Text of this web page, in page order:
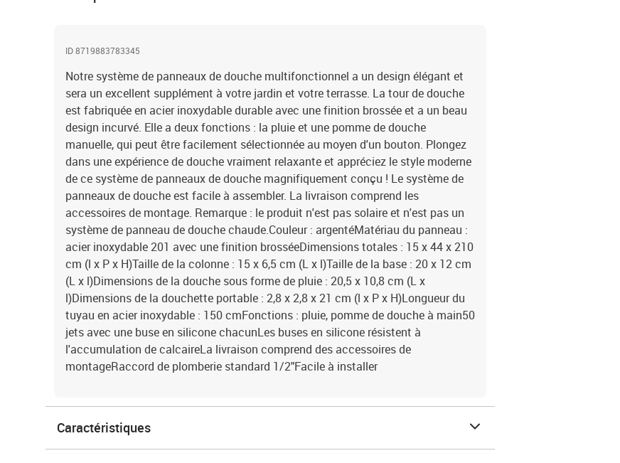
ID 8719883783345
Notre système de panneaux de douche multifonctionnel a un design élégant et
sera un excellent supplément à votre jardin et votre terrasse. La tour de douche
est fabriquée en acier inoxydable durable avec une finition brossée et a un beau
design incurvé. Elle a deux fonctions : la pluie et une pomme de douche
manuelle, qui peut être facilement sélectionnée au moyen d'un bouton. Plongez
dans une expérience de douche vraiment relaxante et appréciez le style moderne
de ce système de panneaux de douche magnifiquement conçu ! Le système de
panneaux de douche est facile à assembler. La livraison comprend les
accessoires de montage. Remarque : le produit n'est pas solaire et n'est pas un
système de panneau de douche chaude.Couleur : argentéMatériau du panneau :
acier inoxydable 201 avec une finition brosséeDimensions totales : 15 x 44 x 210
cm (l x P x H)Taille de la colonne : 15 x 6,5 cm (L x l)Taille de la base : 20 x 12 cm
(L x l)Dimensions de la douche sous forme de pluie : 20,5 x 10,8 cm (L x
l)Dimensions de la douchette portable : 2,8 x 2,8 x 21 cm (l x P x H)Longueur du
tuyau en acier inoxydable : 150 cmFonctions : pluie, pomme de douche à main50
jets avec une buse en silicone chacunLes buses en silicone résistent à
l'accumulation de calcaireLa livraison comprend des accessoires de
montageRaccord de plomberie standard 1/2"Facile à installer
Caractéristiques